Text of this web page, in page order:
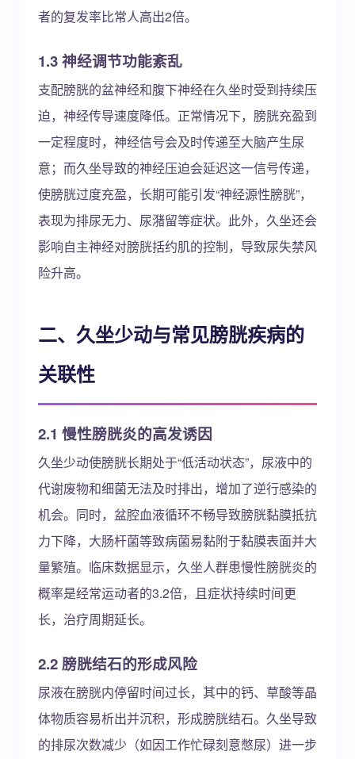
者的复发率比常人高出2倍。
1.3 神经调节功能紊乱
支配膀胱的盆神经和腹下神经在久坐时受到持续压
迫，神经传导速度降低。正常情况下，膀胱充盈到
一定程度时，神经信号会及时传递至大脑产生尿
意；而久坐导致的神经压迫会延迟这一信号传递，
使膀胱过度充盈，长期可能引发“神经源性膀胱”，
表现为排尿无力、尿潴留等症状。此外，久坐还会
影响自主神经对膀胱括约肌的控制，导致尿失禁风
险升高。
二、久坐少动与常见膀胱疾病的
关联性
2.1 慢性膀胱炎的高发诱因
久坐少动使膀胱长期处于“低活动状态”，尿液中的
代谢废物和细菌无法及时排出，增加了逆行感染的
机会。同时，盆腔血液循环不畅导致膀胱黏膜抵抗
力下降，大肠杆菌等致病菌易黏附于黏膜表面并大
量繁殖。临床数据显示，久坐人群患慢性膀胱炎的
概率是经常运动者的3.2倍，且症状持续时间更
长，治疗周期延长。
2.2 膀胱结石的形成风险
尿液在膀胱内停留时间过长，其中的钙、草酸等晶
体物质容易析出并沉积，形成膀胱结石。久坐导致
的排尿次数减少（如因工作忙碌刻意憋尿）进一步